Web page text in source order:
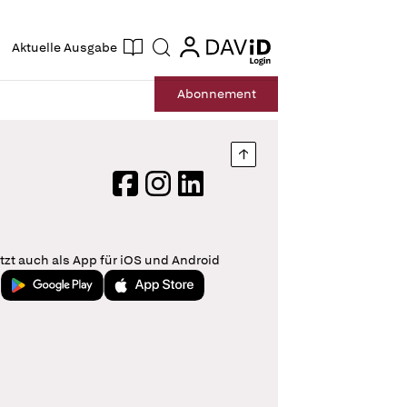
Aktuelle Ausgabe Suche login
login
Abonnement
Nach oben springen
FacebookInstagram
LinkedIn
auch als App für iOS und Android
Jetzt bei Google PlayLaden im App Store